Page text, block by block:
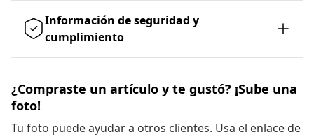
Información de seguridad y
cumplimiento
¿Compraste un artículo y te gustó? ¡Sube una
foto!
Tu foto puede ayudar a otros clientes. Usa el enlace de